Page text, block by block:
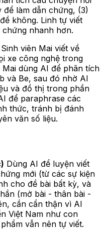
để làm dẫn chứng, (3)
không. Linh tự viết
nhanh hơn.
Sinh viên Mai viết về
xe công nghệ trong
dùng AI để phân tích
và Be, sau đó nhờ AI
và đồ thị trong phần
để paraphrase các
thức, tránh bị đánh
văn số liệu.
Dùng AI để luyện viết
mới (từ các sự kiện
cho đề bài bất kỳ, và
(mở bài - thân bài -
cần cẩn thận vì AI
Việt Nam như con
vẫn nên tự viết.